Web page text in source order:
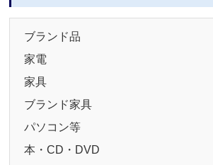
ブランド品
家電
家具
ブランド家具
パソコン等
本・CD・DVD